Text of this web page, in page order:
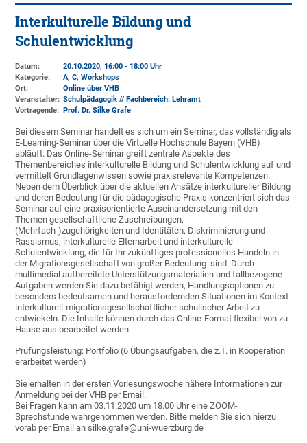
Interkulturelle Bildung und
Schulentwicklung
Datum:
20.10.2020, 16:00 - 18:00 Uhr
Kategorie:
A, C, Workshops
Ort:
Online über VHB
Veranstalter: Schulpädagogik // Fachbereich: Lehramt
Vortragende:
Prof. Dr. Silke Grafe
Bei diesem Seminar handelt es sich um ein Seminar, das vollständig als
E-Learning-Seminar über die Virtuelle Hochschule Bayern (VHB)
abläuft. Das Online-Seminar greift zentrale Aspekte des
Themenbereiches interkulturelle Bildung und Schulentwicklung auf und
vermittelt Grundlagenwissen sowie praxisrelevante Kompetenzen.
Neben dem Überblick über die aktuellen Ansätze interkultureller Bildung
und deren Bedeutung für die pädagogische Praxis konzentriert sich das
Seminar auf eine praxisorientierte Auseinandersetzung mit den
Themen gesellschaftliche Zuschreibungen,
(Mehrfach-)zugehörigkeiten und Identitäten, Diskriminierung und
Rassismus, interkulturelle Elternarbeit und interkulturelle
Schulentwicklung, die für Ihr zukünftiges professionelles Handeln in
der Migrationsgesellschaft von großer Bedeutung sind. Durch
multimedial aufbereitete Unterstützungsmaterialien und fallbezogene
Aufgaben werden Sie dazu befähigt werden, Handlungsoptionen zu
besonders bedeutsamen und herausfordernden Situationen im Kontext
interkulturell-migrationsgesellschaftlicher schulischer Arbeit zu
entwickeln. Die Inhalte können durch das Online-Format flexibel von zu
Hause aus bearbeitet werden.
Prüfungsleistung: Portfolio (6 Übungsaufgaben, die z.T. in Kooperation
erarbeitet werden)
Sie erhalten in der ersten Vorlesungswoche nähere Informationen zur
Anmeldung bei der VHB per Email.
Bei Fragen kann am 03.11.2020 um 18.00 Uhr eine ZOOM-
Sprechstunde wahrgenommen werden. Bitte melden Sie sich hierzu
vorab per Email an silke.grafe@uni-wuerzburg.de